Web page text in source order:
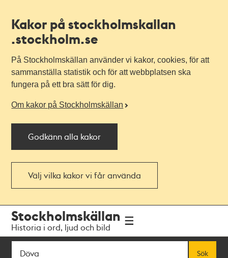
Kakor på stockholmskallan
.stockholm.se
På Stockholmskällan använder vi kakor, cookies, för att
sammanställa statistik och för att webbplatsen ska
fungera på ett bra sätt för dig.
Om kakor på Stockholmskällan
Godkänn alla kakor
Välj vilka kakor vi får använda
navigationen
huvudinnehållet
Stockholmskällan
Historia i ord, ljud och bild
Sök
Sök